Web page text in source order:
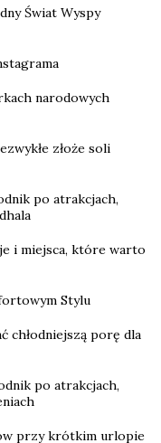
Świat Wyspy
narodowych
złoże soli
po atrakcjach,
i miejsca, które warto
Stylu
chłodniejszą porę dla
po atrakcjach,
przy krótkim urlopie